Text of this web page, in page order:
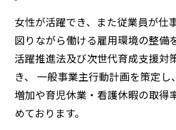
女性が活躍でき、また従業員が仕
図りながら働ける雇用環境の整備
活躍推進法及び次世代育成支援対
き、 一般事業主行動計画を策定し
増加や育児休業・看護休暇の取得
めております。